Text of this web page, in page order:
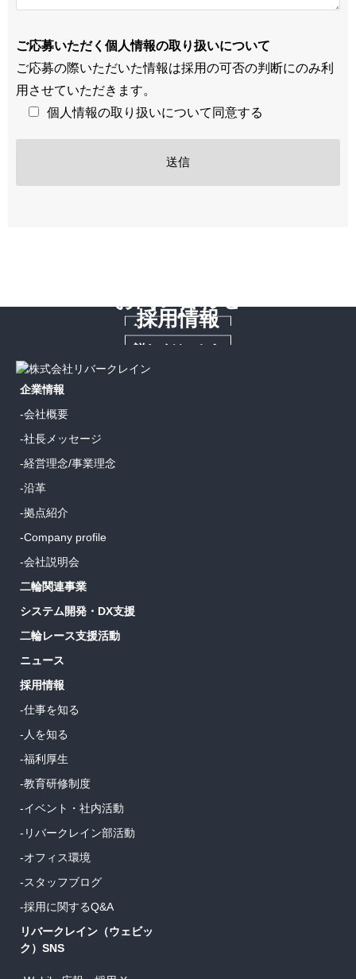
ご応募いただく個人情報の取り扱いについて
ご応募の際いただいた情報は採用の可否の判断にのみ利
用させていただきます。
個人情報の取り扱いについて同意する
詳しくはこちら
採用情報
詳しくはこちら
企業情報
-会社概要
-社長メッセージ
-経営理念/事業理念
-沿革
-拠点紹介
-Company profile
-会社説明会
二輪関連事業
システム開発・DX支援
二輪レース支援活動
ニュース
採用情報
-仕事を知る
-人を知る
-福利厚生
-教育研修制度
-イベント・社内活動
-リバークレイン部活動
-オフィス環境
-スタッフブログ
-採用に関するQ&A
リバークレイン（ウェビッ
ク）SNS